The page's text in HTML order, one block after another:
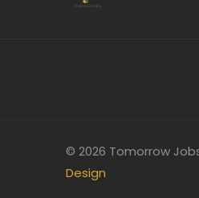
© 2026 Tomorrow
Design